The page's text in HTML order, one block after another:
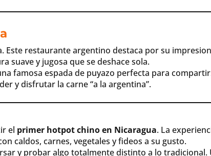
Este restaurante argentino destaca por su
suave y jugosa que se deshace sola.
famosa espada de puyazo perfecta para
y disfrutar la carne “a la argentina”.
el primer hotpot chino en Nicaragua. La
caldos, carnes, vegetales y fideos a su gusto.
y probar algo totalmente distinto a lo tradicional.